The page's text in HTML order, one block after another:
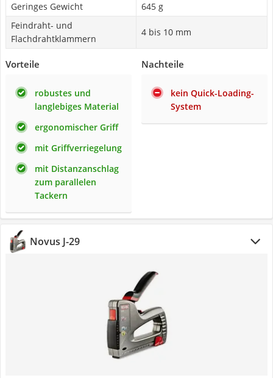
Geringes Gewicht
645 g
Feindraht- und
Flachdrahtklammern
4 bis 10 mm
Vorteile
robustes und
langlebiges Material
ergonomischer Griff
mit Griffverriegelung
mit Distanzanschlag
zum parallelen
Tackern
Nachteile
kein Quick-Loading-
System
Novus J-29